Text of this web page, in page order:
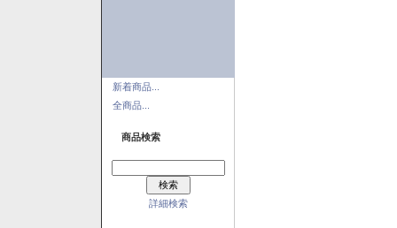
新着商品...
全商品...
商品検索
詳細検索